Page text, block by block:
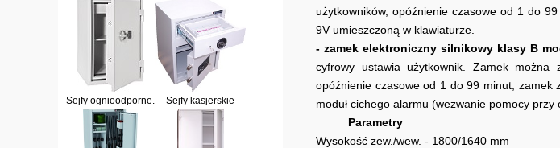
Sejfy ognioodporne. Sejfy kasjerskie
użytkowników, opóźnienie czasowe od 1 do
9V umieszczoną w klawiaturze.
- zamek elektroniczny silnikowy klasy B
cyfrowy ustawia użytkownik. Zamek można
opóźnienie czasowe od 1 do 99 minut, zamek
moduł cichego alarmu (wezwanie pomocy
Parametry
Wysokość zew./wew. - 1800/1640 mm